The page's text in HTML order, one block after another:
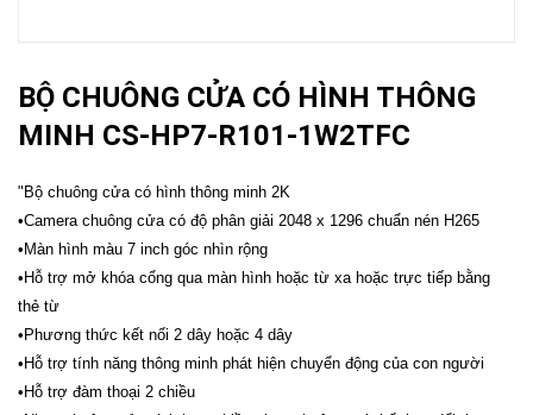
BỘ CHUÔNG CỬA CÓ HÌNH THÔNG
MINH CS-HP7-R101-1W2TFC
"Bộ chuông cửa có hình thông minh 2K
•Camera chuông cửa có độ phân giải 2048 x 1296 chuẩn nén H265
•Màn hình màu 7 inch góc nhìn rộng
•Hỗ trợ mở khóa cổng qua màn hình hoặc từ xa hoặc trực tiếp bằng
thẻ từ
•Phương thức kết nối 2 dây hoặc 4 dây
•Hỗ trợ tính năng thông minh phát hiện chuyển động của con người
•Hỗ trợ đàm thoại 2 chiều